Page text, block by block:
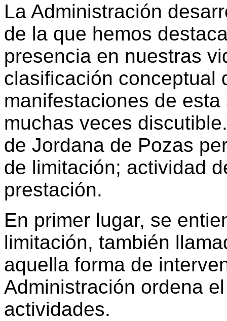
La Administración
de la que hemos
presencia en nuestras
clasificación conceptual
manifestaciones de
muchas veces
de Jordana de Pozas
de limitación; actividad
prestación.
En primer lugar, se
limitación, también
aquella forma de
Administración ordena
actividades.